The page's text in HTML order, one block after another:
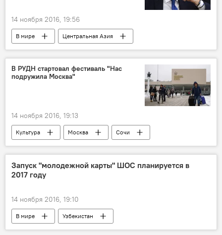
14 ноября 2016, 19:56
В мире
Центральная Азия
Леонид Слуцкий
ШОС
молодежный форум
В РУДН стартовал фестиваль "Нас
подружила Москва"
14 ноября 2016, 19:13
Культура Москва
Сочи
РУДН
Запуск "молодежной карты" ШОС планируется в
2017 году
14 ноября 2016, 19:10
В мире
Узбекистан
Центральная Азия
ШОС